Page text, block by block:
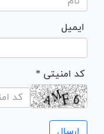
ایمیل
* کد امنیتی